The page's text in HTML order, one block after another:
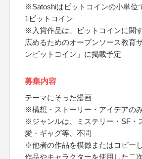
※Satoshiはビットコインの小単位
1ビットコイン
※入賞作品は、ビットコインに関
広めるためのオープンソース教育
ンビットコイン」に掲載予定
募集内容
テーマにそった漫画
※構想・ストーリー・アイデアの
※ジャンルは、ミステリー・SF・
愛・ギャグ等、不問
※他者の作品を模倣またはコピー
作品やキャラクターを使用した二